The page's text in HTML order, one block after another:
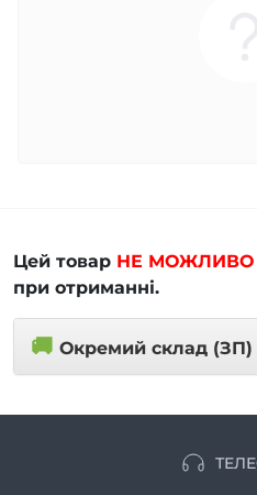
Цей товар НЕ МОЖЛИВО
при отриманні.
🚚 Окремий склад